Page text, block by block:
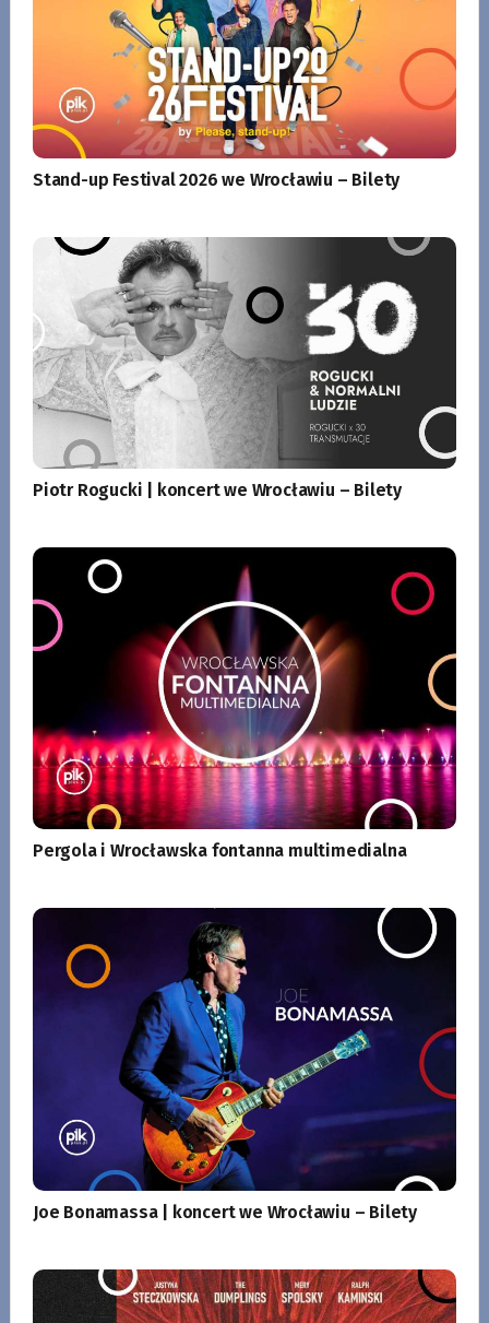
Stand-up Festival 2026 we Wrocławiu – Bilety
Piotr Rogucki | koncert we Wrocławiu – Bilety
Pergola i Wrocławska fontanna multimedialna
Joe Bonamassa | koncert we Wrocławiu – Bilety